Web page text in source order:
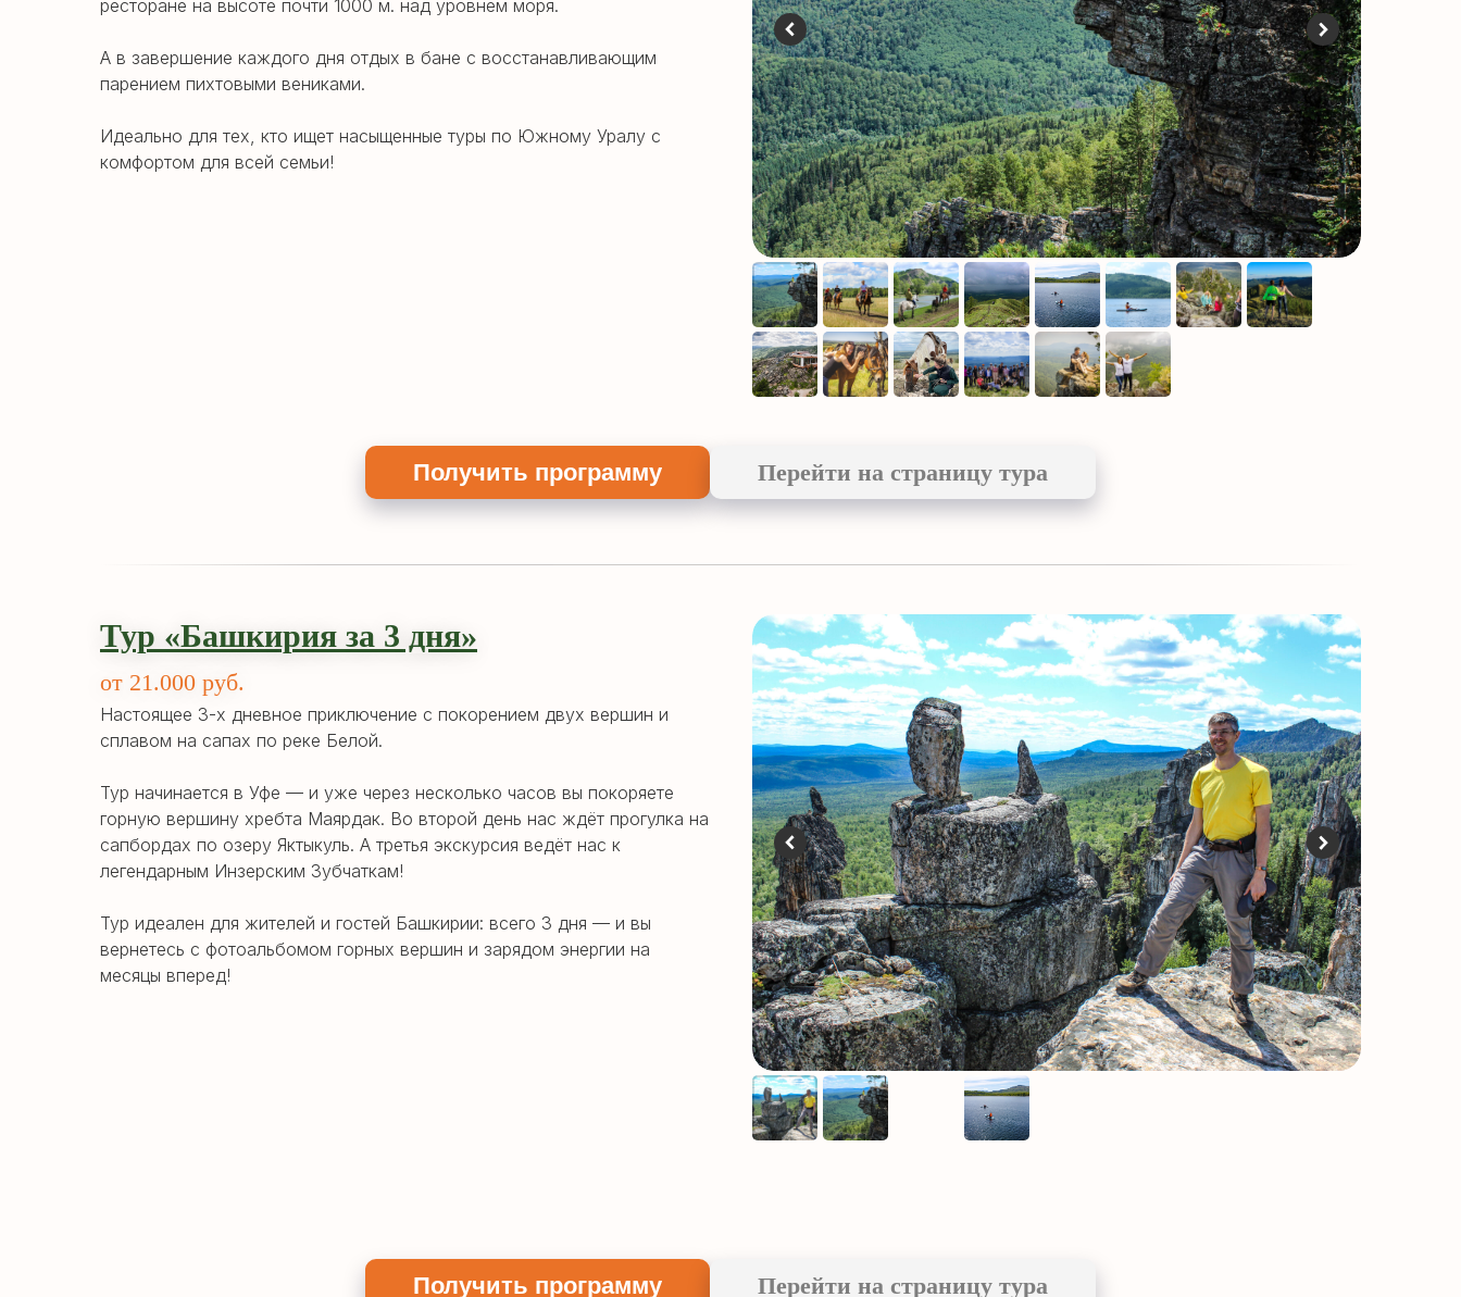
ресторане на высоте почти 1000 м. над уровнем моря.
А в завершение каждого дня отдых в бане с восстанавливающим
парением пихтовыми вениками.
Идеально для тех, кто ищет насыщенные туры по Южному Уралу с
комфортом для всей семьи!
Получить программу Перейти на страницу тура
Тур «Башкирия за 3 дня»
от 21.000 руб.
Настоящее 3-х дневное приключение с покорением двух вершин и
сплавом на сапах по реке Белой.
Тур начинается в Уфе — и уже через несколько часов вы покоряете
горную вершину хребта Маярдак. Во второй день нас ждёт прогулка на
сапбордах по озеру Яктыкуль. А третья экскурсия ведёт нас к
легендарным Инзерским Зубчаткам!
Тур идеален для жителей и гостей Башкирии: всего 3 дня — и вы
вернетесь с фотоальбомом горных вершин и зарядом энергии на
месяцы вперед!
Получить программу Перейти на страницу тура